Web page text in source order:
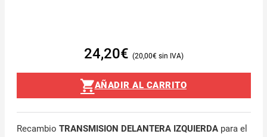
24,20€ 20,00€
AÑADIR AL CARRITO
Recambio TRANSMISION DELANTERA IZQUIERDApara el